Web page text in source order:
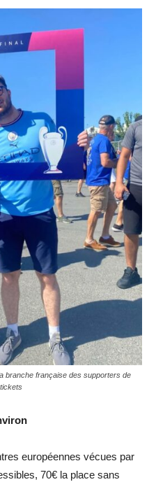
branche française des supporters de
européennes vécues par
70€ la place sans